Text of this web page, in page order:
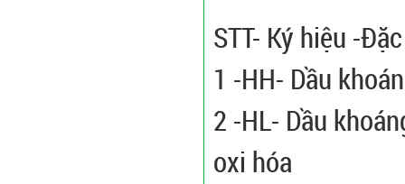
STT- Ký hiệu -
1 -HH- Dầu
2 -HL- Dầu
oxi hóa